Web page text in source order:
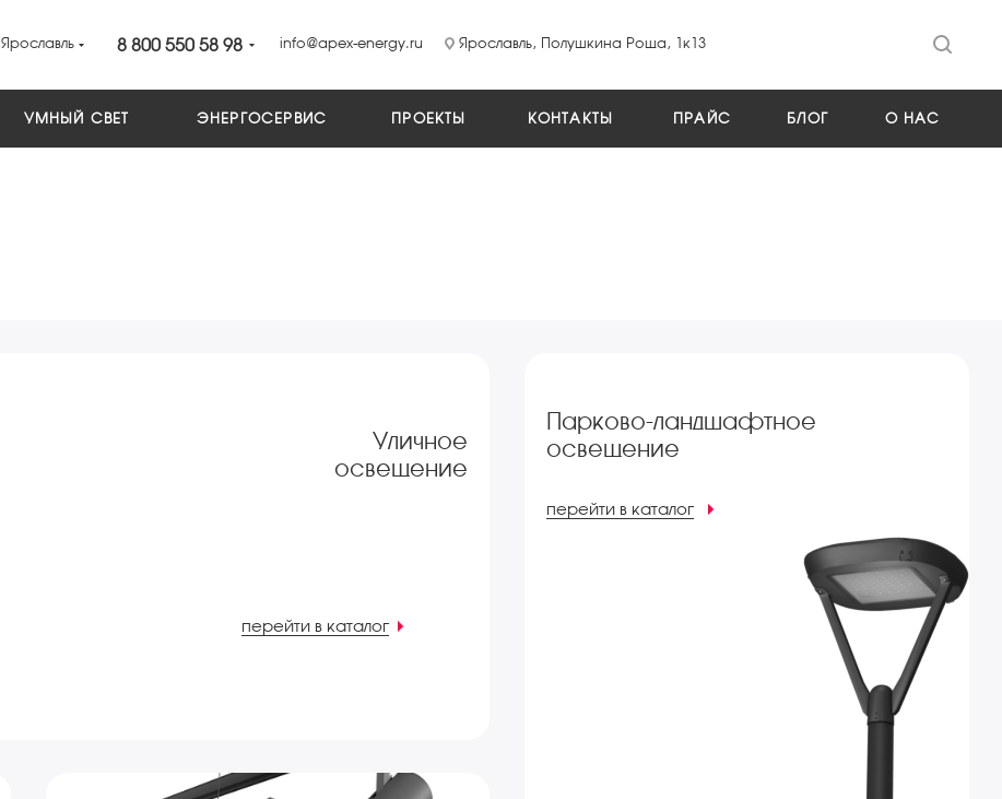
Ярославль 8 800 550 58 98 info@apex-energy.ru Ярославль, Полушкина Роща, 1к13
УМНЫЙ СВЕТ ЭНЕРГОСЕРВИС ПРОЕКТЫ КОНТАКТЫ ПРАЙС БЛОГ О НАС
Уличное
освещение
перейти в каталог
Парково-ландшафтное
освещение
перейти в каталог